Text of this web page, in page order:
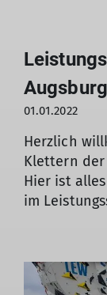
Augsburg
01.01.2022
Herzlich
Klettern der
Hier ist
im